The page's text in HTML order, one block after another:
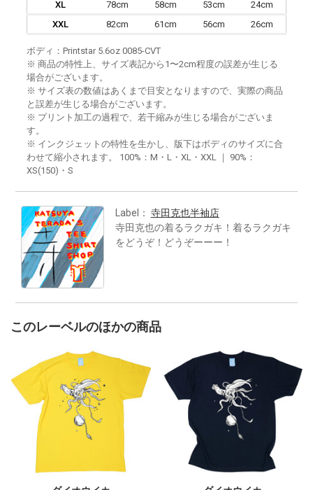
XL 78cm 58cm 53cm
24cm
XXL
82cm 61cm 56cm 26cm
ボディ：Printstar 5.6oz 0085-CVT
※ 商品の特性上、サイズ表記から1〜2cm程度の誤差が生じる
場合がございます。
※ サイズ表の数値はあくまで目安となりますので、実際の商品
と誤差が生じる場合がございます。
※ プリント加工の過程で、若干縮みが生じる場合がございま
す。
※ インクジェットの特性を生かし、版下はボディのサイズに合
わせて縮小されます。 100%：M・L・XL・XXL ｜ 90%：
XS(150)・S
Label： 寺田克也半袖店
寺田克也の着るラクガキ！着るラクガキ
をどうぞ！どうぞーーー！
このレーベルのほかの商品